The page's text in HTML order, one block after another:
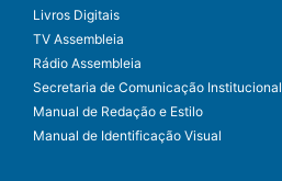
Livros Digitais
TV Assembleia
Rádio Assembleia
Secretaria de Comunicação Institucional
Manual de Redação e Estilo
Manual de Identificação Visual